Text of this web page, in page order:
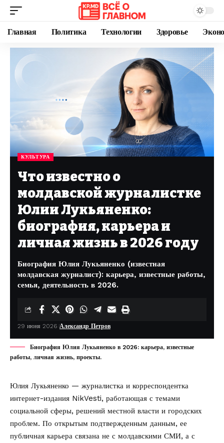
Главная Политика Технологии Здоровье
КУЛЬТУРА
Что известно о
молдавской журналистке
Юлии Лукьяненко:
биография, карьера и
личная жизнь в 2026 году
Биография Юлия Лукьяненко (известная
молдавская журналист): карьера, известные работы,
семья, деятельность в 2026.
29 июня 2026 Александр Петров
Биография Юлия Лукьяненко в 2026: карьера, известные
работы, личная жизнь, проекты.
Юлия Лукьяненко — журналистка и корреспондентка
интернет-издания NikVesti, работающая с темами
социальной сферы, решений местной власти и городских
проблем. По открытым подтвержденным данным, ее
публичная карьера связана не с молдавскими СМИ, а с